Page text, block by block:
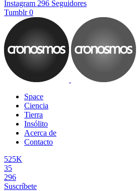
Instagram 296 Seguidores
Tumblr 0
Space
Ciencia
Tierra
Insólito
Acerca de
Contacto
525K
35
296
Suscríbete